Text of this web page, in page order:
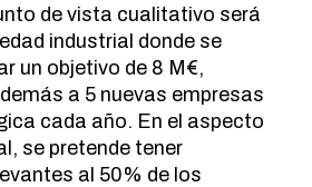
de vista cualitativo será
industrial donde se
un objetivo de 8 M€,
a 5 nuevas empresas
cada año. En el aspecto
se pretende tener
al 50% de los